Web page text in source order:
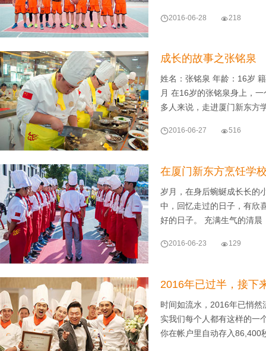
2016-06-28 218
成长的故事之张铭泉
姓名：张铭泉 年龄：16岁
月 在16岁的张铭泉身上，
多人来说，走进厦门新东
2016-06-27 516
在厦门新东方烹饪学
岁月，在身后蜿蜒成长长的
中，回忆走过的日子，有欣
好的日子。 充满生气的清
2016-06-23 129
2016年已过半，接下
时间如流水，2016年已悄
实我们每个人都有这样的一
你在帐户里自动存入